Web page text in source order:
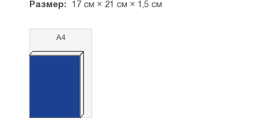
Размер: 17 см × 21 см × 1,5 см
А4